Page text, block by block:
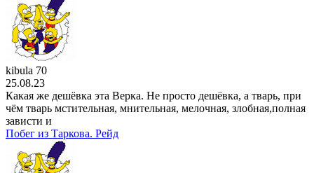
kibula 70
25.08.23
Какая же дешёвка эта Верка. Не просто дешёвка, а тварь, при
чём тварь мстительная, мнительная, мелочная, злобная,полная
зависти и
Побег из Таркова. Рейд